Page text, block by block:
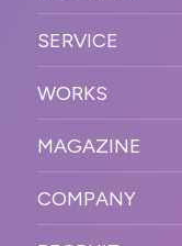
PURPOSE
VISION
OUR DNA
SERVICE
STRONG POINT
BUSINESS
SOLUTION
WORKFLOW
WORKS
オンラインイベ
SNSプロモーション
プラットフォーム販
MAGAZINE
COMPANY